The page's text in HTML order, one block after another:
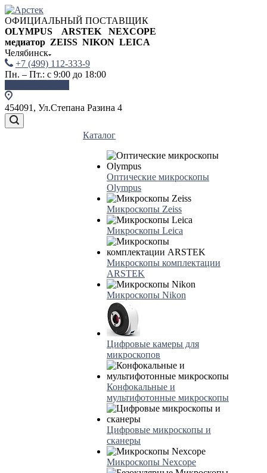
ОФИЦИАЛЬНЫЙ ПОСТАВЩИК
OLYMPUS ARSTEK NEXCOPE
медиатор ZEISS NIKON LEICA
Челябинск
+7 (499) 112-333-9
Пн. – Пт.: с 9:00 до 18:00
454091, Ул.Степана Разина 4
Каталог
Оптические микроскопы
Olympus
Микроскопы Zeiss
Микроскопы Leica
Микроскопы комплектации
ARSTEK
Микроскопы Nikon
Цифровые камеры для
микроскопов
Конфокальные и
мультифотонные микроскопы
Цифровые микроскопы и
сканеры
Микроскопы Nexcope